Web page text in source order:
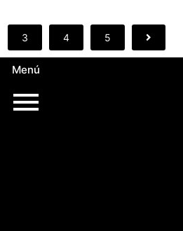
3 4 5
Menú